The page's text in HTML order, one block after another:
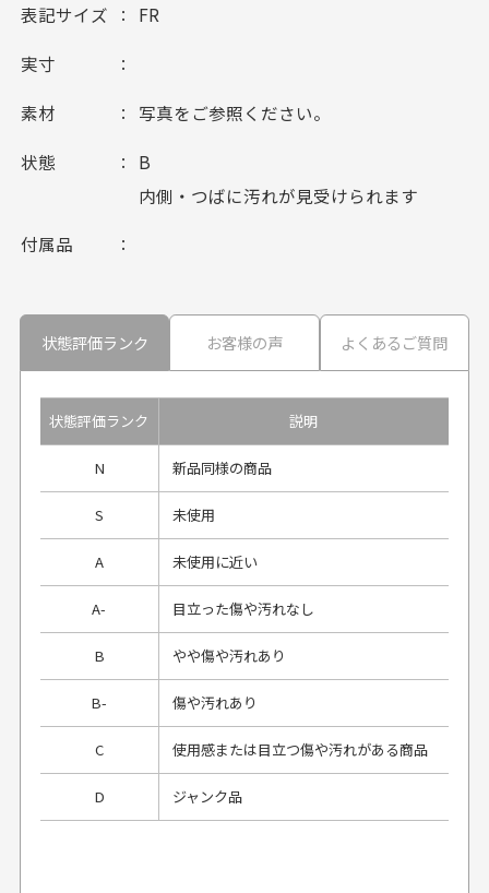
表記サイズ FR
実寸
素材 写真をご参照ください。
状態
B
内側・つばに汚れが見受けられます
付属品
状態評価ランク お客様の声 よくあるご質問
状態評価ランク 説明
N 新品同様の商品
S 未使用
A 未使用に近い
A- 目立った傷や汚れなし
B やや傷や汚れあり
B- 傷や汚れあり
C 使用感または目立つ傷や汚れがある商品
D ジャンク品